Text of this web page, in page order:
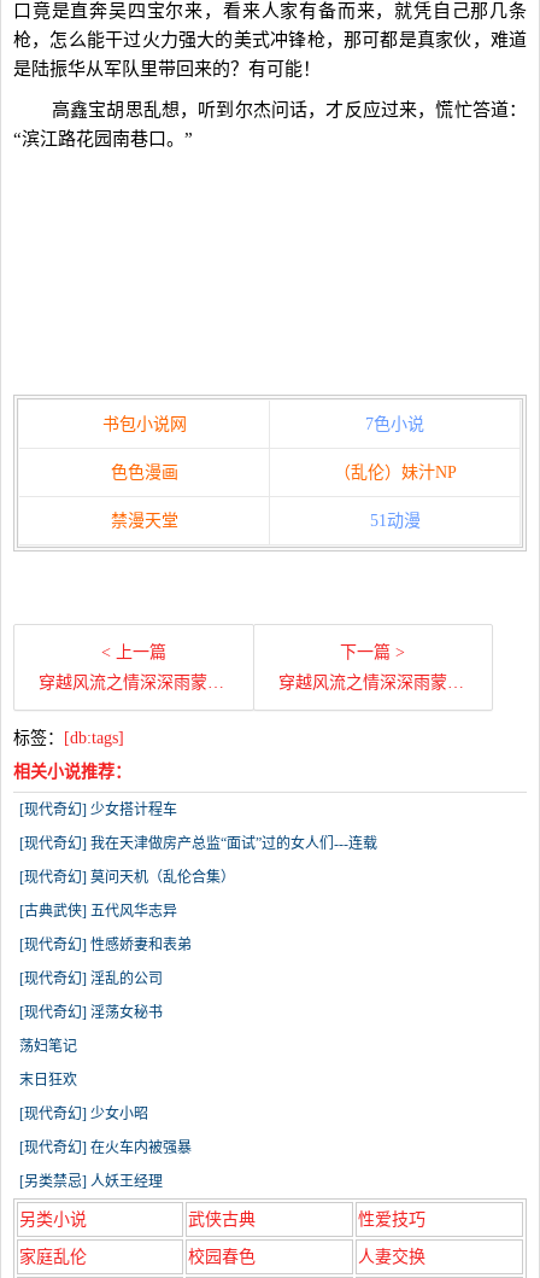
口竟是直奔吴四宝尔来，看来人家有备而来，就凭自己那几条
枪，怎么能干过火力强大的美式冲锋枪，那可都是真家伙，难道
是陆振华从军队里带回来的？有可能！
高鑫宝胡思乱想，听到尔杰问话，才反应过来，慌忙答道：
“滨江路花园南巷口。”
书包小说网 7色小说
色色漫画 （乱伦）妹汁NP
禁漫天堂 51动漫
< 上一篇
穿越风流之情深深雨蒙蒙（上）第九十七章 尔杰的干妈数不清
下一篇 >
穿越风流之情深深雨蒙蒙（上）第九十六章 官人我要
标签：
[db:tags]
相关小说推荐：
[现代奇幻] 少女搭计程车
[现代奇幻] 我在天津做房产总监“面试”过的女人们---连载
[现代奇幻] 莫问天机（乱伦合集）
[古典武侠] 五代风华志异
[现代奇幻] 性感娇妻和表弟
[现代奇幻] 淫乱的公司
[现代奇幻] 淫荡女秘书
荡妇笔记
末日狂欢
[现代奇幻] 少女小昭
[现代奇幻] 在火车内被强暴
[另类禁忌] 人妖王经理
另类小说 武侠古典 性爱技巧
家庭乱伦 校园春色 人妻交换